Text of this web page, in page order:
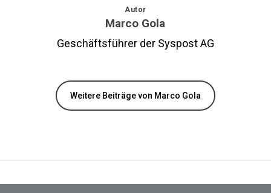
Autor
Marco Gola
Geschäftsführer der Syspost AG
Weitere Beiträge von Marco Gola